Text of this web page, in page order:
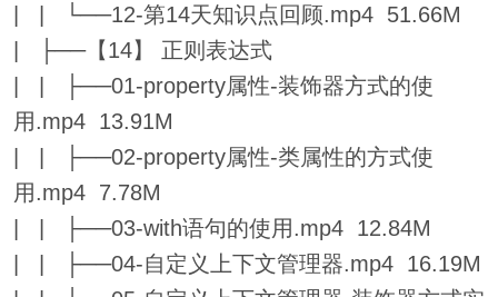
| | └──12-第14天知识点回顾.mp4 51.66M
| ├──【14】 正则表达式
| | ├──01-property属性-装饰器方式的使
用.mp4 13.91M
| | ├──02-property属性-类属性的方式使
用.mp4 7.78M
| | ├──03-with语句的使用.mp4 12.84M
| | ├──04-自定义上下文管理器.mp4 16.19M